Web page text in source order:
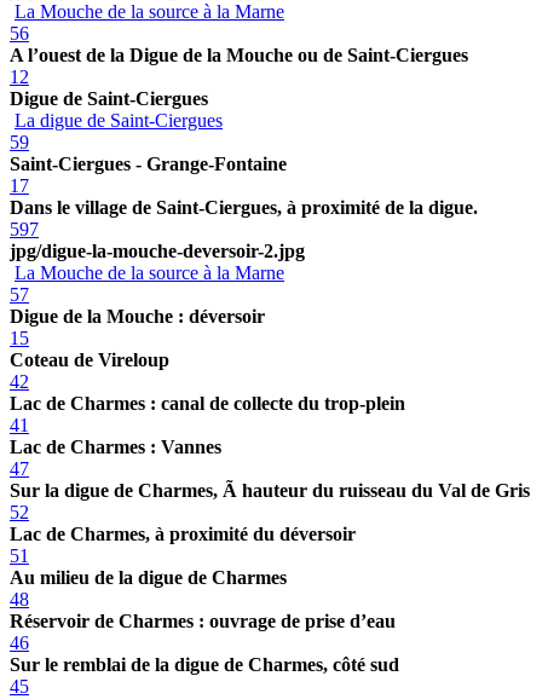
La Mouche de la source à la Marne
56
A l’ouest de la Digue de la Mouche ou de Saint-Ciergues
12
Digue de Saint-Ciergues
La digue de Saint-Ciergues
59
Saint-Ciergues - Grange-Fontaine
17
Dans le village de Saint-Ciergues, à proximité de la digue.
597
jpg/digue-la-mouche-deversoir-2.jpg
La Mouche de la source à la Marne
57
Digue de la Mouche : déversoir
15
Coteau de Vireloup
42
Lac de Charmes : canal de collecte du trop-plein
41
Lac de Charmes : Vannes
47
Sur la digue de Charmes, Ã hauteur du ruisseau du Val de Gris
52
Lac de Charmes, à proximité du déversoir
51
Au milieu de la digue de Charmes
48
Réservoir de Charmes : ouvrage de prise d’eau
46
Sur le remblai de la digue de Charmes, côté sud
45